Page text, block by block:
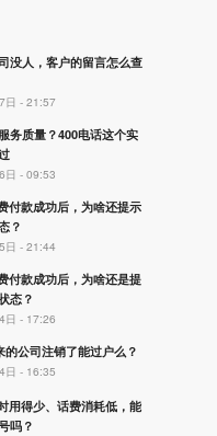
没人，客户的留言怎么查
日 - 21:57
务质量？400电话这个实
日 - 09:53
付款成功后，为啥还提示
？
日 - 21:44
付款成功后，为啥还是提
态？
日 - 17:26
的公司注销了能过户么？
日 - 16:35
用得少、话费消耗低，能
吗？